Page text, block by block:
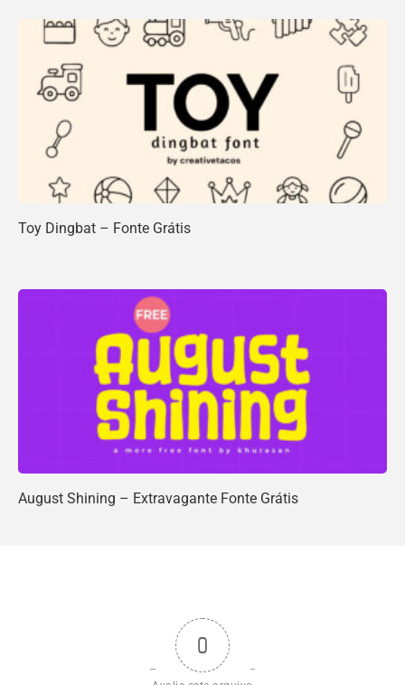
Toy Dingbat – Fonte Grátis
August Shining – Extravagante Fonte Grátis
0